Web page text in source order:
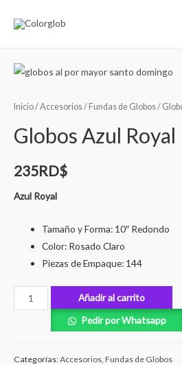
Inicio/Accesorios/ Fundas de Globos/
Globos Azul Royal
235RD$
Azul Royal
Tamaño y Forma: 10″ Redondo
Color: Rosado Claro
Piezas de Empaque: 144
Añadir al carrito
Pedir por Whatsapp
Categorías:Accesorios Fundas de Globos